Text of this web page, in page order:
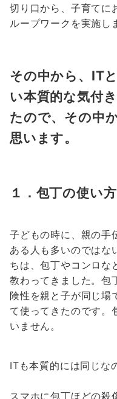
切り口から、子育てに
ループワークを実施し
その中から、IT
い本質的な気付
たので、その中
思います。
１．包丁の使い
子どもの時に、親の手
ある人も多いのではな
ちは、包丁やコンロな
教わってきました。包
険性を親と子が同じ場
て使ってきたのです。
いません。
ITも本質的には同じな
スマホに包丁ほどの殺